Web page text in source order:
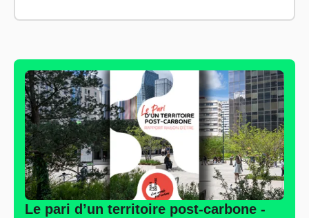
Le pari d’un territoire post-carbone -